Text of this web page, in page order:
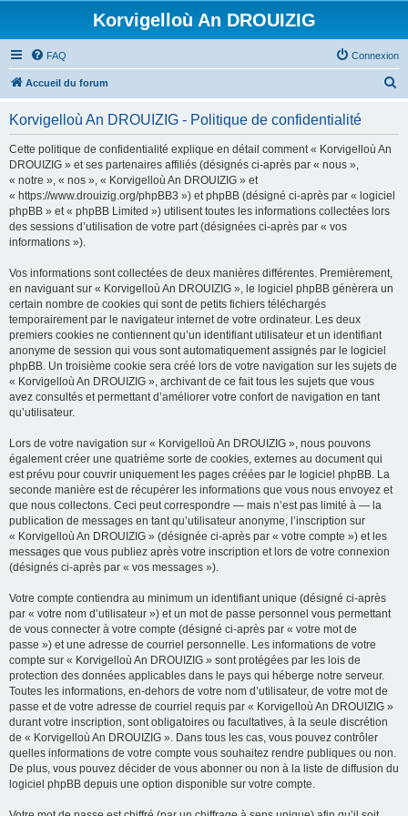
Korvigelloù An DROUIZIG
FAQ Connexion
Accueil du forum
Korvigelloù An DROUIZIG - Politique de confidentialité
Cette politique de confidentialité explique en détail comment « Korvigelloù An
DROUIZIG » et ses partenaires affiliés (désignés ci-après par « nous »,
« notre », « nos », « Korvigelloù An DROUIZIG » et
« https://www.drouizig.org/phpBB3 ») et phpBB (désigné ci-après par « logiciel
phpBB » et « phpBB Limited ») utilisent toutes les informations collectées lors
des sessions d’utilisation de votre part (désignées ci-après par « vos
informations »).
Vos informations sont collectées de deux manières différentes. Premièrement,
en naviguant sur « Korvigelloù An DROUIZIG », le logiciel phpBB génèrera un
certain nombre de cookies qui sont de petits fichiers téléchargés
temporairement par le navigateur internet de votre ordinateur. Les deux
premiers cookies ne contiennent qu’un identifiant utilisateur et un identifiant
anonyme de session qui vous sont automatiquement assignés par le logiciel
phpBB. Un troisième cookie sera créé lors de votre navigation sur les sujets de
« Korvigelloù An DROUIZIG », archivant de ce fait tous les sujets que vous
avez consultés et permettant d’améliorer votre confort de navigation en tant
qu’utilisateur.
Lors de votre navigation sur « Korvigelloù An DROUIZIG », nous pouvons
également créer une quatrième sorte de cookies, externes au document qui
est prévu pour couvrir uniquement les pages créées par le logiciel phpBB. La
seconde manière est de récupérer les informations que vous nous envoyez et
que nous collectons. Ceci peut correspondre — mais n’est pas limité à — la
publication de messages en tant qu’utilisateur anonyme, l’inscription sur
« Korvigelloù An DROUIZIG » (désignée ci-après par « votre compte ») et les
messages que vous publiez après votre inscription et lors de votre connexion
(désignés ci-après par « vos messages »).
Votre compte contiendra au minimum un identifiant unique (désigné ci-après
par « votre nom d’utilisateur ») et un mot de passe personnel vous permettant
de vous connecter à votre compte (désigné ci-après par « votre mot de
passe ») et une adresse de courriel personnelle. Les informations de votre
compte sur « Korvigelloù An DROUIZIG » sont protégées par les lois de
protection des données applicables dans le pays qui héberge notre serveur.
Toutes les informations, en-dehors de votre nom d’utilisateur, de votre mot de
passe et de votre adresse de courriel requis par « Korvigelloù An DROUIZIG »
durant votre inscription, sont obligatoires ou facultatives, à la seule discrétion
de « Korvigelloù An DROUIZIG ». Dans tous les cas, vous pouvez contrôler
quelles informations de votre compte vous souhaitez rendre publiques ou non.
De plus, vous pouvez décider de vous abonner ou non à la liste de diffusion du
logiciel phpBB depuis une option disponible sur votre compte.